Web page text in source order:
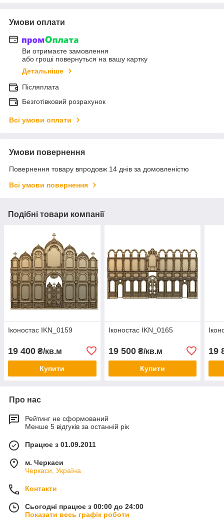
Умови оплати
Ви отримаєте замовлення
або гроші повернуться на вашу картку
Детальніше
Післяплата
Безготівковий розрахунок
Всі умови оплати
Умови повернення
Повернення товару впродовж 14 днів за домовленістю
Всі умови повернення
Подібні товари компанії
Іконостас IKN_0159
19 400 ₴/кв.м
Купити
Іконостас IKN_0165
19 500₴/кв.м
Купити
19
Про нас
Рейтинг не сформований
Менше 5 відгуків за останній рік
Працює з 01.09.2011
м. Черкаси
Черкаси, Україна
Контакти
Сьогодні працює з 00:00 до 24:00
Показати весь графік роботи